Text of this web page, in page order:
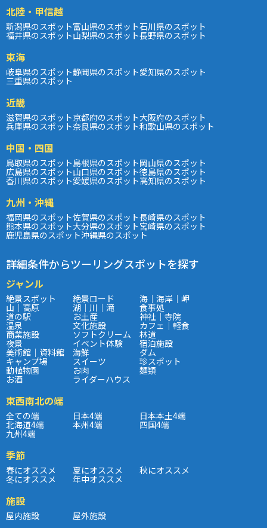
北陸・甲信越
新潟県のスポット富山県のスポット石川県のスポット
福井県のスポット山梨県のスポット長野県のスポット
東海
岐阜県のスポット静岡県のスポット愛知県のスポット
三重県のスポット
近畿
滋賀県のスポット京都府のスポット大阪府のスポット
兵庫県のスポット奈良県のスポット和歌山県のスポット
中国・四国
鳥取県のスポット島根県のスポット岡山県のスポット
広島県のスポット山口県のスポット徳島県のスポット
香川県のスポット愛媛県のスポット高知県のスポット
九州・沖縄
福岡県のスポット佐賀県のスポット長崎県のスポット
熊本県のスポット大分県のスポット宮崎県のスポット
鹿児島県のスポット沖縄県のスポット
詳細条件からツーリングスポットを探す
ジャンル
絶景スポット 絶景ロード 海｜海岸｜岬
山｜高原 湖｜川｜滝 食事処
道の駅 お土産 神社｜寺院
温泉 文化施設 カフェ｜軽食
商業施設 ソフトクリーム 林道
夜景 イベント体験 宿泊施設
美術館｜資料館 海鮮 ダム
キャンプ場 スイーツ 珍スポット
動植物園 お肉 麺類
お酒 ライダーハウス
東西南北の端
全ての端 日本4端 日本本土4端
北海道4端 本州4端 四国4端
九州4端
季節
春にオススメ 夏にオススメ 秋にオススメ
冬にオススメ 年中オススメ
施設
屋内施設 屋外施設